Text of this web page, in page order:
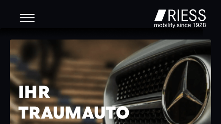
IHR
TRAUMAUTO